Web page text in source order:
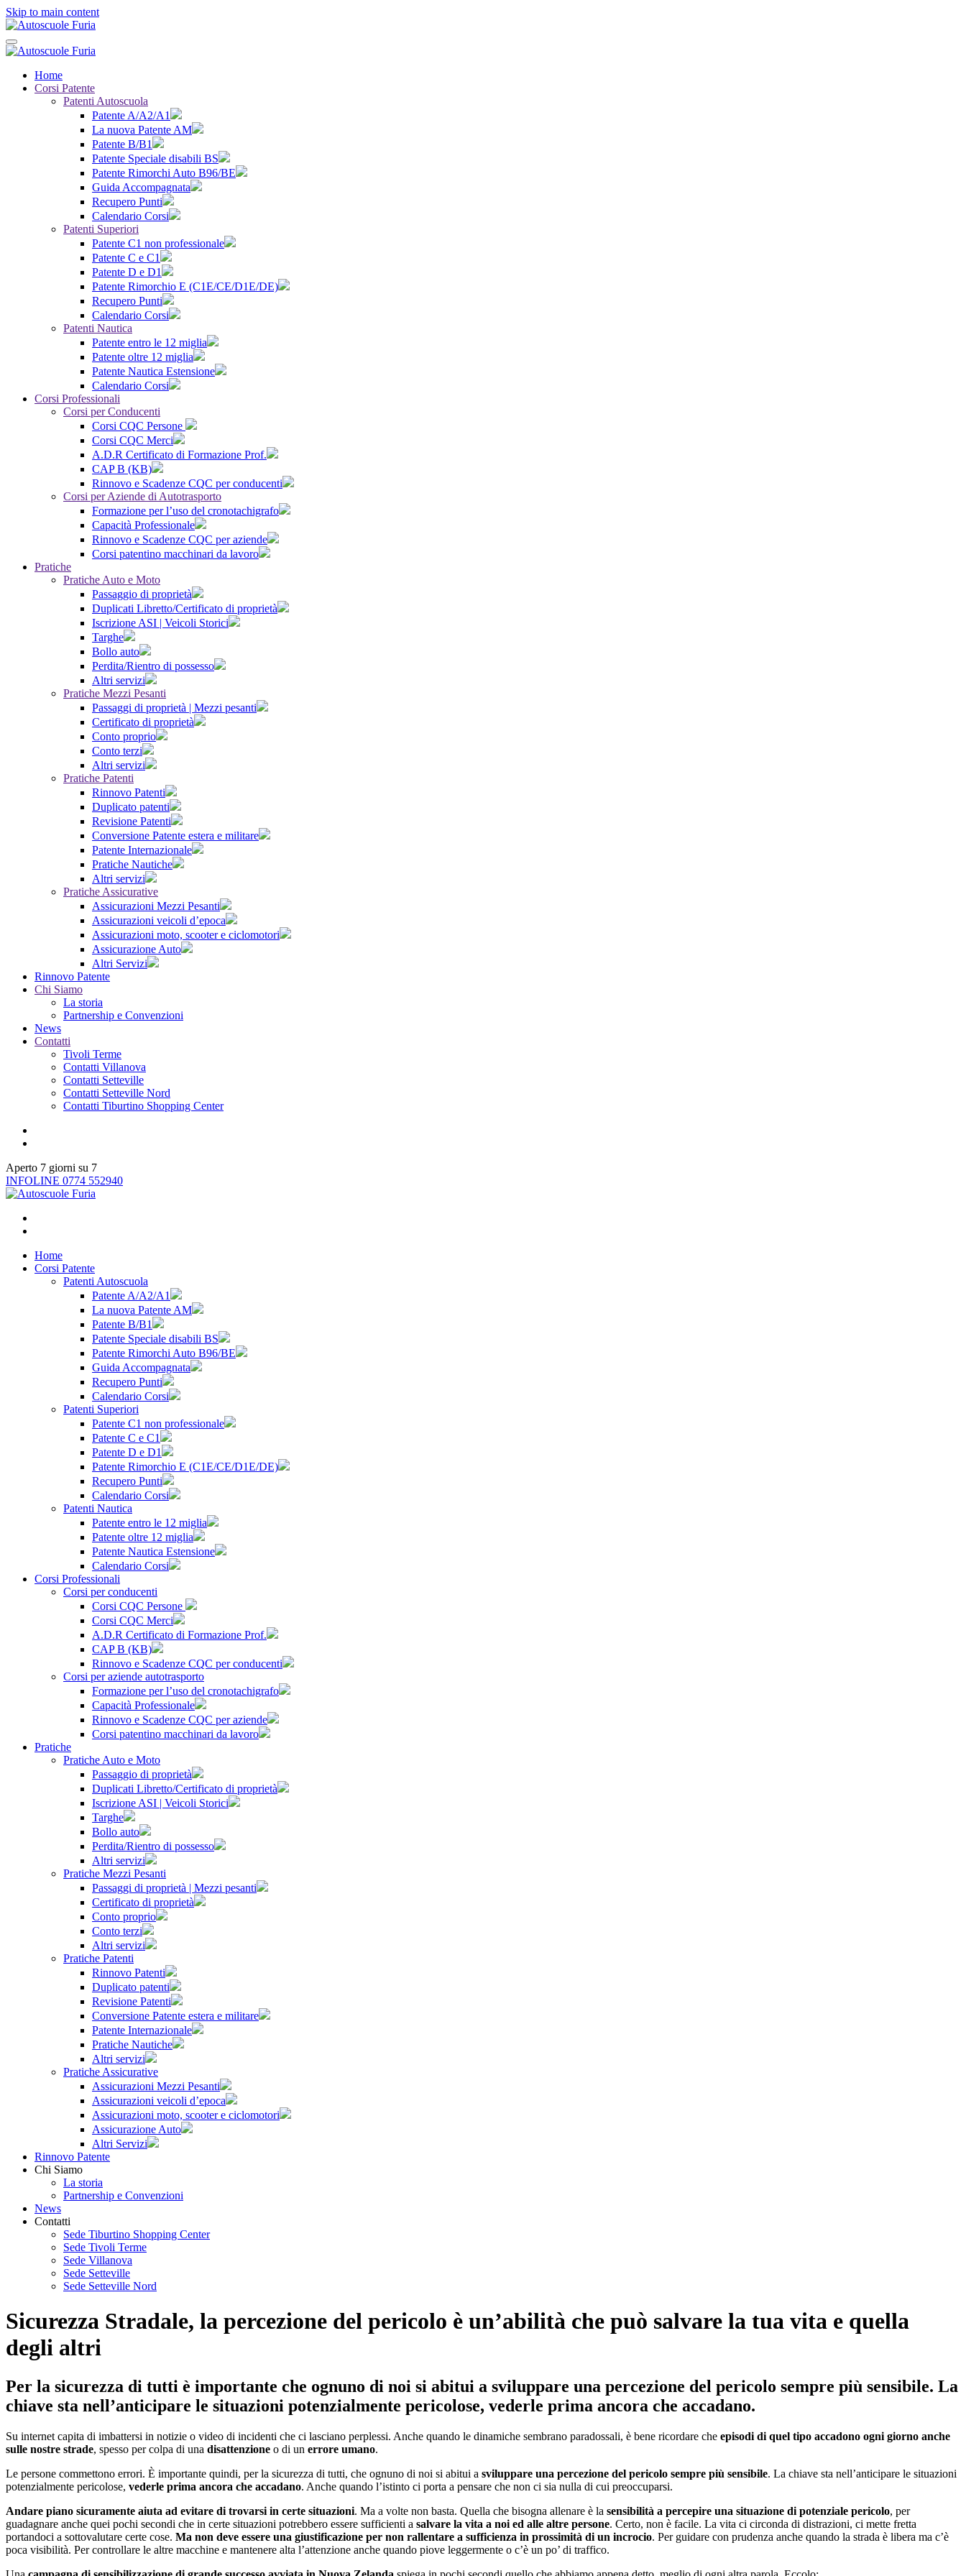
Skip to main content
Home
Corsi Patente
Patenti Autoscuola
Patente A/A2/A1
La nuova Patente AM
Patente B/B1
Patente Speciale disabili BS
Patente Rimorchi Auto B96/BE
Guida Accompagnata
Recupero Punti
Calendario Corsi
Patenti Superiori
Patente C1 non professionale
Patente C e C1
Patente D e D1
Patente Rimorchio E (C1E/CE/D1E/DE)
Recupero Punti
Calendario Corsi
Patenti Nautica
Patente entro le 12 miglia
Patente oltre 12 miglia
Patente Nautica Estensione
Calendario Corsi
Corsi Professionali
Corsi per Conducenti
Corsi CQC Persone
Corsi CQC Merci
A.D.R Certificato di Formazione Prof.
CAP B (KB)
Rinnovo e Scadenze CQC per conducenti
Corsi per Aziende di Autotrasporto
Formazione per l’uso del cronotachigrafo
Capacità Professionale
Rinnovo e Scadenze CQC per aziende
Corsi patentino macchinari da lavoro
Pratiche
Pratiche Auto e Moto
Passaggio di proprietà
Duplicati Libretto/Certificato di proprietà
Iscrizione ASI | Veicoli Storici
Targhe
Bollo auto
Perdita/Rientro di possesso
Altri servizi
Pratiche Mezzi Pesanti
Passaggi di proprietà | Mezzi pesanti
Certificato di proprietà
Conto proprio
Conto terzi
Altri servizi
Pratiche Patenti
Rinnovo Patenti
Duplicato patenti
Revisione Patenti
Conversione Patente estera e militare
Patente Internazionale
Pratiche Nautiche
Altri servizi
Pratiche Assicurative
Assicurazioni Mezzi Pesanti
Assicurazioni veicoli d’epoca
Assicurazioni moto, scooter e ciclomotori
Assicurazione Auto
Altri Servizi
Rinnovo Patente
Chi Siamo
La storia
Partnership e Convenzioni
News
Contatti
Tivoli Terme
Contatti Villanova
Contatti Setteville
Contatti Setteville Nord
Contatti Tiburtino Shopping Center
Aperto 7 giorni su 7
INFOLINE 0774 552940
Home
Corsi Patente
Patenti Autoscuola
Patente A/A2/A1
La nuova Patente AM
Patente B/B1
Patente Speciale disabili BS
Patente Rimorchi Auto B96/BE
Guida Accompagnata
Recupero Punti
Calendario Corsi
Patenti Superiori
Patente C1 non professionale
Patente C e C1
Patente D e D1
Patente Rimorchio E (C1E/CE/D1E/DE)
Recupero Punti
Calendario Corsi
Patenti Nautica
Patente entro le 12 miglia
Patente oltre 12 miglia
Patente Nautica Estensione
Calendario Corsi
Corsi Professionali
Corsi per conducenti
Corsi CQC Persone
Corsi CQC Merci
A.D.R Certificato di Formazione Prof.
CAP B (KB)
Rinnovo e Scadenze CQC per conducenti
Corsi per aziende autotrasporto
Formazione per l’uso del cronotachigrafo
Capacità Professionale
Rinnovo e Scadenze CQC per aziende
Corsi patentino macchinari da lavoro
Pratiche
Pratiche Auto e Moto
Passaggio di proprietà
Duplicati Libretto/Certificato di proprietà
Iscrizione ASI | Veicoli Storici
Targhe
Bollo auto
Perdita/Rientro di possesso
Altri servizi
Pratiche Mezzi Pesanti
Passaggi di proprietà | Mezzi pesanti
Certificato di proprietà
Conto proprio
Conto terzi
Altri servizi
Pratiche Patenti
Rinnovo Patenti
Duplicato patenti
Revisione Patenti
Conversione Patente estera e militare
Patente Internazionale
Pratiche Nautiche
Altri servizi
Pratiche Assicurative
Assicurazioni Mezzi Pesanti
Assicurazioni veicoli d’epoca
Assicurazioni moto, scooter e ciclomotori
Assicurazione Auto
Altri Servizi
Rinnovo Patente
Chi Siamo
La storia
Partnership e Convenzioni
News
Contatti
Sede Tiburtino Shopping Center
Sede Tivoli Terme
Sede Villanova
Sede Setteville
Sede Setteville Nord
Sicurezza Stradale, la percezione del pericolo è un’abilità che può salvare la tua vita e quella
degli altri
Per la sicurezza di tutti è importante che ognuno di noi si abitui a sviluppare una percezione del pericolo sempre più sensibile. La
chiave sta nell’anticipare le situazioni potenzialmente pericolose, vederle prima ancora che accadano.
Su internet capita di imbattersi in notizie o video di incidenti che ci lasciano perplessi. Anche quando le dinamiche sembrano paradossali, è bene ricordare che episodi di quel tipo accadono ogni giorno anche
sulle nostre strade, spesso per colpa di una disattenzione o di un errore umano.
Le persone commettono errori. È importante quindi, per la sicurezza di tutti, che ognuno di noi si abitui a sviluppare una percezione del pericolo sempre più sensibile. La chiave sta nell’anticipare le situazioni
potenzialmente pericolose, vederle prima ancora che accadano. Anche quando l’istinto ci porta a pensare che non ci sia nulla di cui preoccuparsi.
Andare piano sicuramente aiuta ad evitare di trovarsi in certe situazioni. Ma a volte non basta. Quella che bisogna allenare è la sensibilità a percepire una situazione di potenziale pericolo, per
guadagnare anche quei pochi secondi che in certe situazioni potrebbero essere sufficienti a salvare la vita a noi ed alle altre persone. Certo, non è facile. La vita ci circonda di distrazioni, ci mette fretta
portandoci a sottovalutare certe cose. Ma non deve essere una giustificazione per non rallentare a sufficienza in prossimità di un incrocio. Per guidare con prudenza anche quando la strada è libera ma c’è
poca visibilità. Per controllare le altre macchine e mantenere alta l’attenzione anche quando piove leggermente o c’è un po’ di traffico.